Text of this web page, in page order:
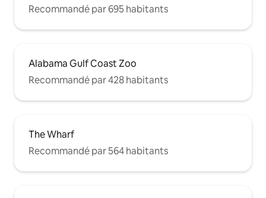
Recommandé par 695 habitants
Alabama Gulf Coast Zoo
Recommandé par 428 habitants
The Wharf
Recommandé par 564 habitants